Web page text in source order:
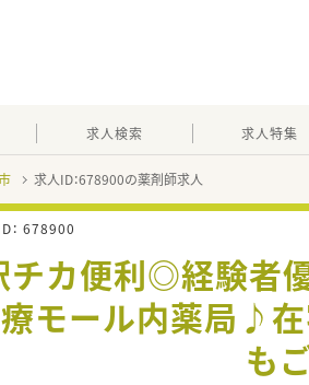
求人検索 求人特集
求人ID：678900の薬剤師求人
： 678900
チカ便利◎経験者
モール内薬局♪
も